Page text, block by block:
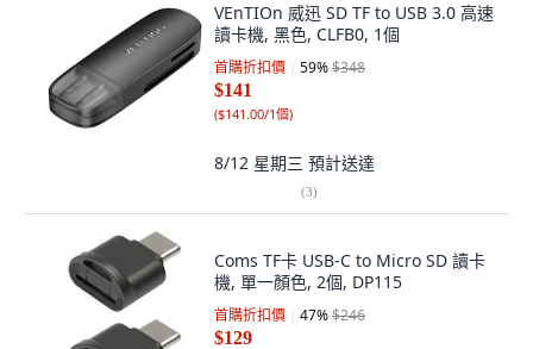
VEnTIOn 威迅 SD TF to USB 3.0 高速
讀卡機, 黑色, CLFB0, 1個
首購折扣價 59%$348
$141
($141.00/1個)
8/12 星期三 預計送達
(3)
Coms TF卡 USB-C to Micro SD 讀卡
機, 單一顏色, 2個, DP115
首購折扣價 47%$246
$129